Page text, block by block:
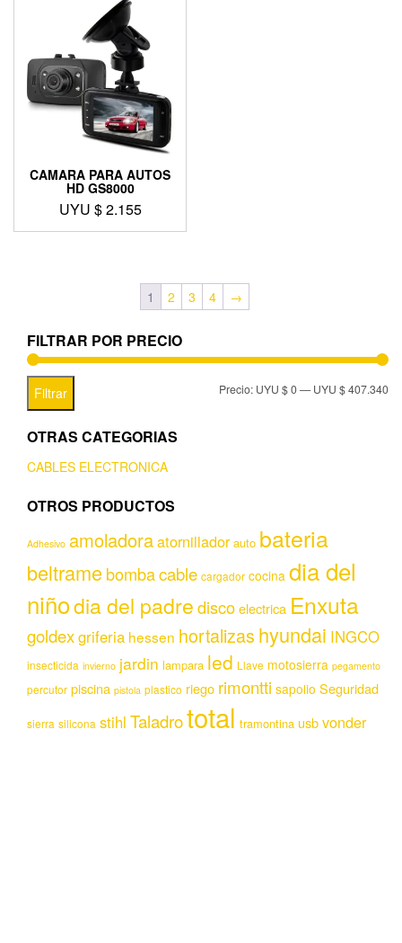
CAMARA PARA AUTOS
HD GS8000
UYU $2.155
1 2 3 4 →
FILTRAR POR PRECIO
Filtrar Precio: UYU $ 0—UYU $ 407.340
OTRAS CATEGORIAS
CABLES ELECTRONICA
OTROS PRODUCTOS
Adhesivo amoladoraatornillador auto bateria
beltramebombacable cargador cocina dia del
niñodia del padrediscoelectrica Enxuta
goldexgriferia hessen hortalizas hyundai INGCO
insecticida invierno jardin lampara led Llave motosierra pegamento
percutor piscina pistola plastico riego rimontti sapolio Seguridad
sierra silicona stihl Taladrototal tramontina usbvonder